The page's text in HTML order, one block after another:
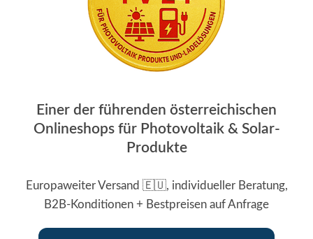
Einer der führenden österreichischen
Onlineshops für Photovoltaik & Solar-
Produkte
Europaweiter Versand 🇪🇺, individueller Beratung,
B2B-Konditionen + Bestpreisen auf Anfrage